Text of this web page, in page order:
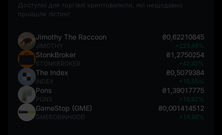
Доступні для торгівлі криптовалюти, які нещодавно
пройшли лістинг
Jimothy The Raccoon
JIMOTHY
₴0,62210845
+223,49%
StonkBroker
STONKBROKER
₴1,2750254
+42,42%
The Index
INDEX
₴0,5079384
+19,55%
Pons
PONS
₴1,39017775
+16,92%
GameStop (GME)
GMEROBINHOOD
₴0,001414512
+14,99%